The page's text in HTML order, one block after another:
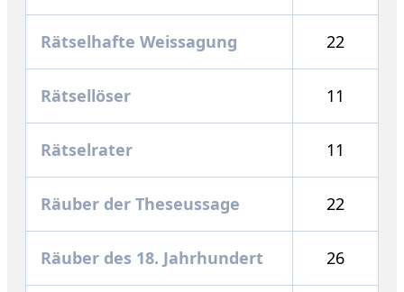
Rätselhafte Weissagung 22
Rätsellöser 11
Rätselrater 11
Räuber der Theseussage 22
Räuber des 18. Jahrhundert 26